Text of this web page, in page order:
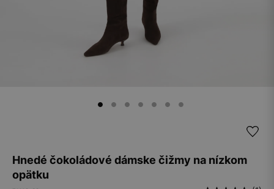
Hnedé čokoládové dámske čižmy na nízkom
opätku